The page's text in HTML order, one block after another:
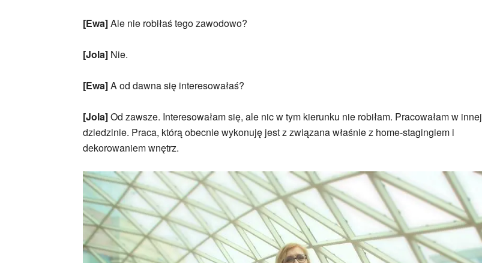
[Ewa]Ale nie robiłaś tego zawodowo?
[Jola] Nie.
[Ewa]A od dawna się interesowałaś?
[Jola]Od zawsze. Interesowałam się, ale nic w tym kierunku nie robiłam. Pracowałam w innej
dziedzinie. Praca, którą obecnie wykonuję jest z związana właśnie z home-stagingiem i
dekorowaniem wnętrz.